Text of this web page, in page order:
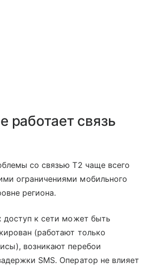
работает связь
со связью T2 чаще всего
ограничениями мобильного
региона.
доступ к сети может быть
(работают только
возникают перебои
SMS. Оператор не влияет